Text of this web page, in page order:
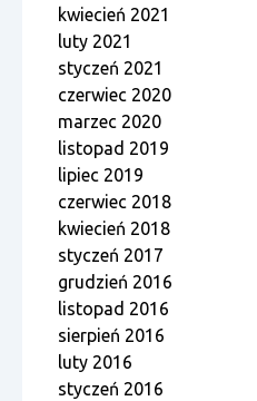
kwiecień 2021
luty 2021
styczeń 2021
czerwiec 2020
marzec 2020
listopad 2019
lipiec 2019
czerwiec 2018
kwiecień 2018
styczeń 2017
grudzień 2016
listopad 2016
sierpień 2016
luty 2016
styczeń 2016